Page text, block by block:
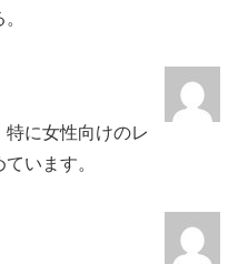
に女性向けのレ
います。